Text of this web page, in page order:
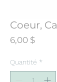
Coeur,
6,00 $Prix
Quantité *